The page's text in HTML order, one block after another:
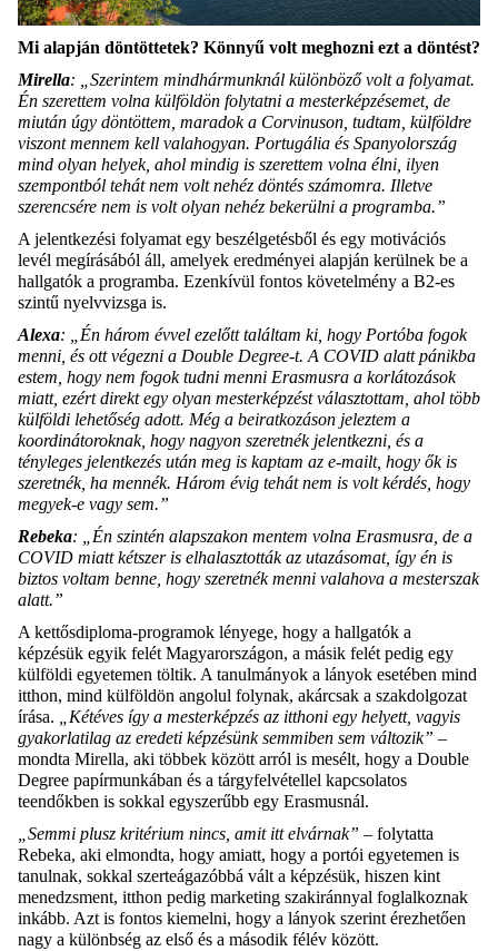
Mi alapján döntöttetek? Könnyű volt meghozni ezt a döntést?
Mirella: „Szerintem mindhármunknál különböző volt a folyamat.
Én szerettem volna külföldön folytatni a mesterképzésemet, de
miután úgy döntöttem, maradok a Corvinuson, tudtam, külföldre
viszont mennem kell valahogyan. Portugália és Spanyolország
mind olyan helyek, ahol mindig is szerettem volna élni, ilyen
szempontból tehát nem volt nehéz döntés számomra. Illetve
szerencsére nem is volt olyan nehéz bekerülni a programba.”
A jelentkezési folyamat egy beszélgetésből és egy motivációs
levél megírásából áll, amelyek eredményei alapján kerülnek be a
hallgatók a programba. Ezenkívül fontos követelmény a B2-es
szintű nyelvvizsga is.
Alexa: „Én három évvel ezelőtt találtam ki, hogy Portóba fogok
menni, és ott végezni a Double Degree-t. A COVID alatt pánikba
estem, hogy nem fogok tudni menni Erasmusra a korlátozások
miatt, ezért direkt egy olyan mesterképzést választottam, ahol több
külföldi lehetőség adott. Még a beiratkozáson jeleztem a
koordinátoroknak, hogy nagyon szeretnék jelentkezni, és a
tényleges jelentkezés után meg is kaptam az e-mailt, hogy ők is
szeretnék, ha mennék. Három évig tehát nem is volt kérdés, hogy
megyek-e vagy sem.”
Rebeka: „Én szintén alapszakon mentem volna Erasmusra, de a
COVID miatt kétszer is elhalasztották az utazásomat, így én is
biztos voltam benne, hogy szeretnék menni valahova a mesterszak
alatt.”
A kettősdiploma-programok lényege, hogy a hallgatók a
képzésük egyik felét Magyarországon, a másik felét pedig egy
külföldi egyetemen töltik. A tanulmányok a lányok esetében mind
itthon, mind külföldön angolul folynak, akárcsak a szakdolgozat
írása.
„Kétéves így a mesterképzés az itthoni egy helyett, vagyis
gyakorlatilag az eredeti képzésünk semmiben sem változik” –
mondta Mirella, aki többek között arról is mesélt, hogy a Double
Degree papírmunkában és a tárgyfelvétellel kapcsolatos
teendőkben is sokkal egyszerűbb egy Erasmusnál.
„Semmi plusz kritérium nincs, amit itt elvárnak” – folytatta
Rebeka, aki elmondta, hogy amiatt, hogy a portói egyetemen is
tanulnak, sokkal szerteágazóbbá vált a képzésük, hiszen kint
menedzsment, itthon pedig marketing szakiránnyal foglalkoznak
inkább. Azt is fontos kiemelni, hogy a lányok szerint érezhetően
nagy a különbség az első és a második félév között.